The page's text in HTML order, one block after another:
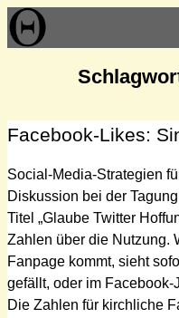
Zum
Inhalt
Facebook-Likes:
Social-Media-Strategien
Diskussion bei der
Titel „Glaube Twitter
Zahlen über die Nutzung.
Fanpage kommt, sieht
gefällt, oder im Facebook-
Die Zahlen für kirchliche